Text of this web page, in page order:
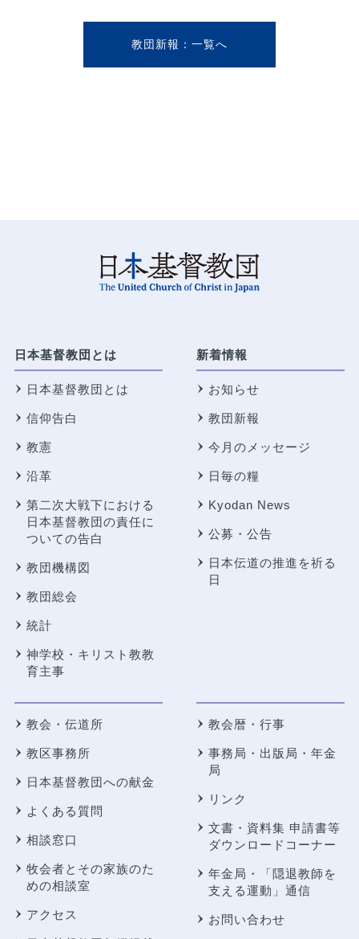
教団新報
日本基督教団とは
日本基督教団とは
信仰告白
教憲
沿革
第二次大戦下における
日本基督教団の責任に
ついての告白
教団機構図
教団総会
統計
神学校・キリスト教教
育主事
新着情報
お知らせ
教団新報
今月のメッセージ
日毎の糧
Kyodan News
公募・公告
日本伝道の推進を祈る
日
教会・伝道所
教区事務所
日本基督教団への献金
よくある質問
相談窓口
牧会者とその家族のた
めの相談室
アクセス
教会暦・行事
事務局・出版局・年金
局
リンク
文書・資料集 申請書等
ダウンロードコーナー
年金局・
「隠退教師を
支える運動」通信
お問い合わせ